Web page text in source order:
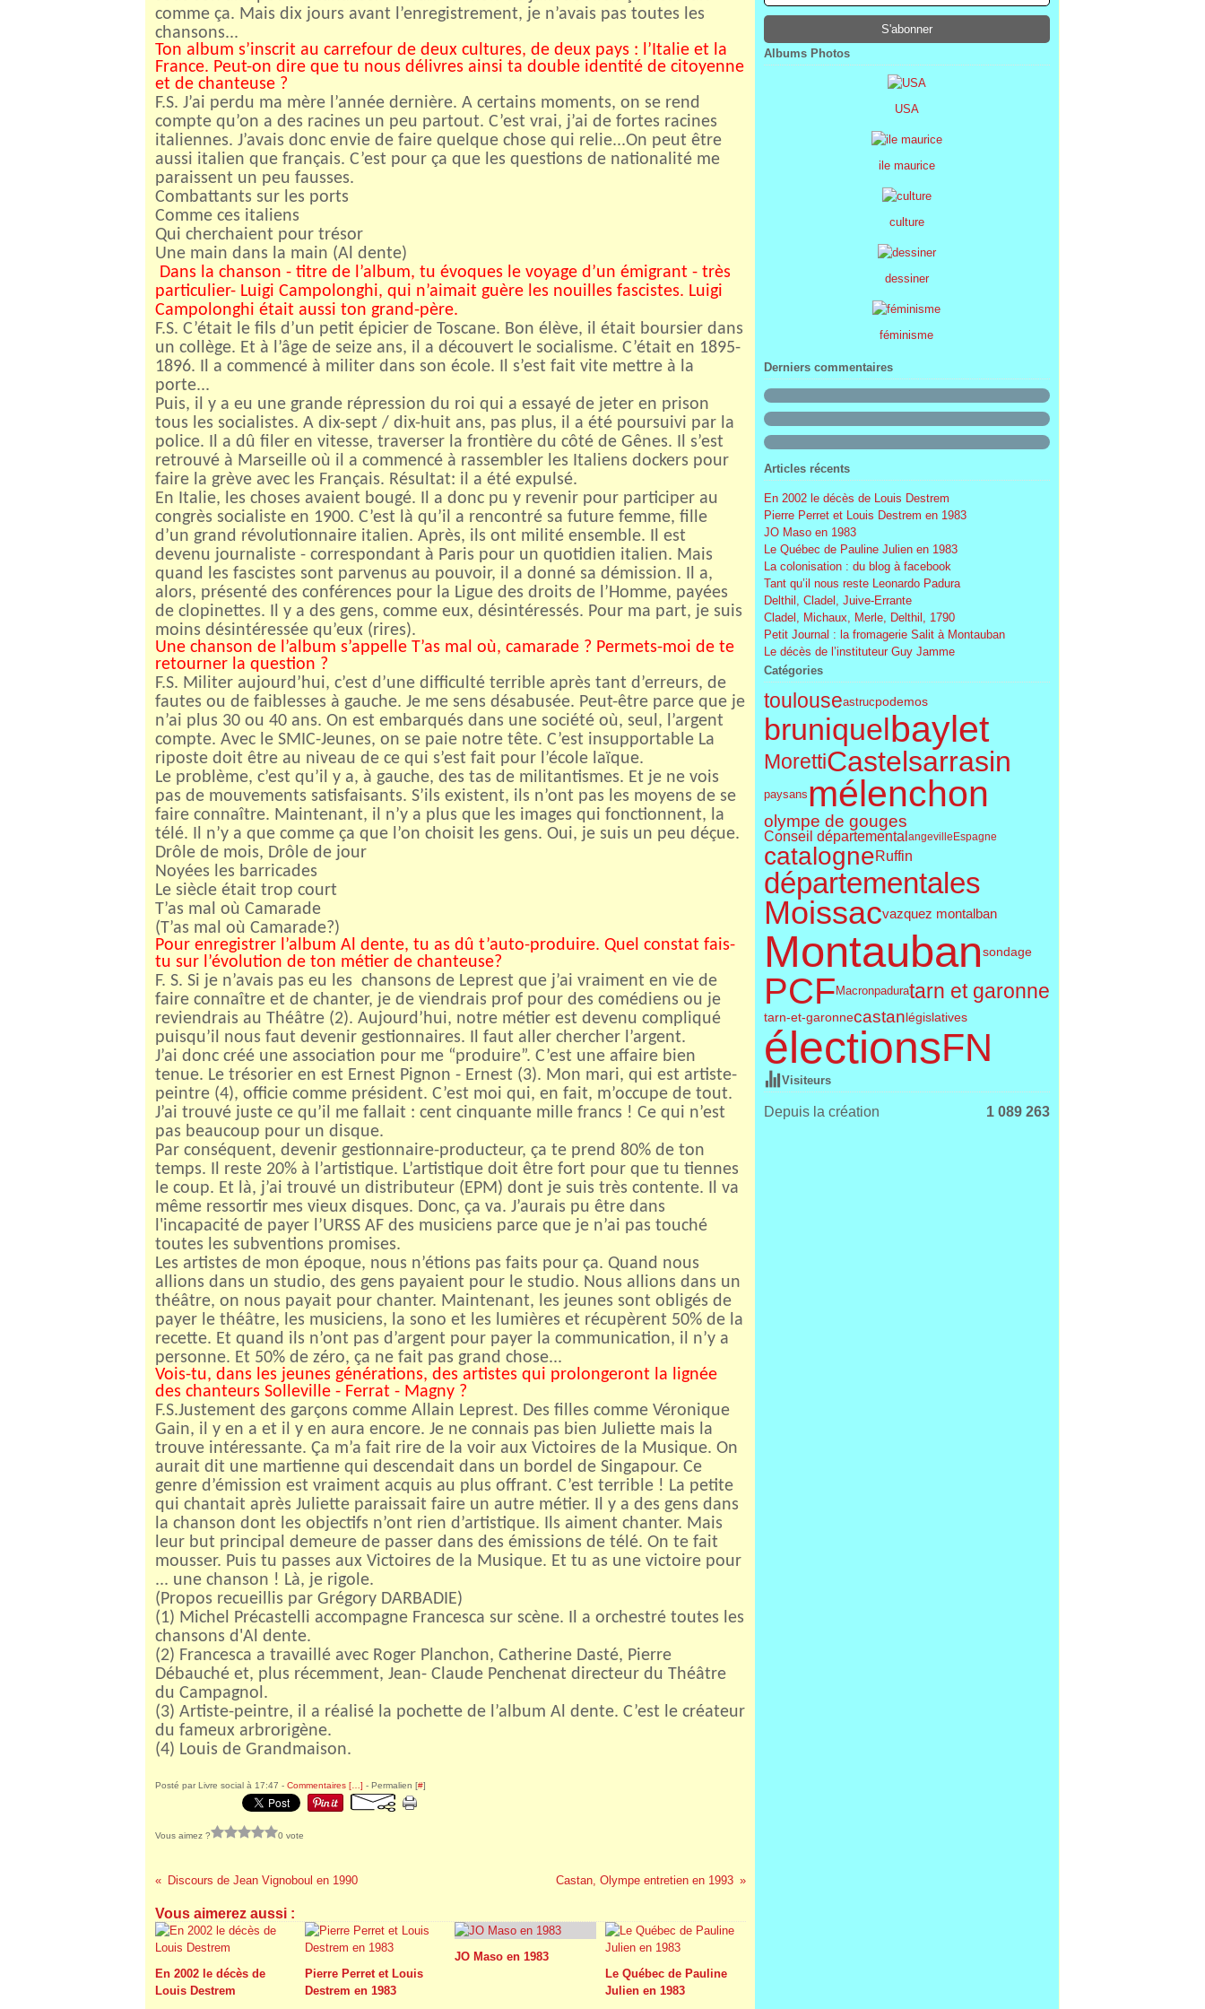
comme ça. Mais dix jours avant l’enregistrement, je n’avais pas toutes les
chansons...
Ton album s’inscrit au carrefour de deux cultures, de deux pays : l’Italie et la
France. Peut-on dire que tu nous délivres ainsi ta double identité de citoyenne
et de chanteuse ?
F.S. J’ai perdu ma mère l’année dernière. A certains moments, on se rend
compte qu’on a des racines un peu partout. C’est vrai, j’ai de fortes racines
italiennes. J’avais donc envie de faire quelque chose qui relie...On peut être
aussi italien que français. C’est pour ça que les questions de nationalité me
paraissent un peu fausses.
Combattants sur les ports
Comme ces italiens
Qui cherchaient pour trésor
Une main dans la main (Al dente)
Dans la chanson - titre de l’album, tu évoques le voyage d’un émigrant - très
particulier- Luigi Campolonghi, qui n’aimait guère les nouilles fascistes. Luigi
Campolonghi était aussi ton grand-père.
F.S. C’était le fils d’un petit épicier de Toscane. Bon élève, il était boursier dans
un collège. Et à l’âge de seize ans, il a découvert le socialisme. C’était en 1895-
1896. Il a commencé à militer dans son école. Il s’est fait vite mettre à la
porte...
Puis, il y a eu une grande répression du roi qui a essayé de jeter en prison
tous les socialistes. A dix-sept / dix-huit ans, pas plus, il a été poursuivi par la
police. Il a dû filer en vitesse, traverser la frontière du côté de Gênes. Il s’est
retrouvé à Marseille où il a commencé à rassembler les Italiens dockers pour
faire la grève avec les Français. Résultat: il a été expulsé.
En Italie, les choses avaient bougé. Il a donc pu y revenir pour participer au
congrès socialiste en 1900. C’est là qu’il a rencontré sa future femme, fille
d’un grand révolutionnaire italien. Après, ils ont milité ensemble. Il est
devenu journaliste - correspondant à Paris pour un quotidien italien. Mais
quand les fascistes sont parvenus au pouvoir, il a donné sa démission. Il a,
alors, présenté des conférences pour la Ligue des droits de l’Homme, payées
de clopinettes. Il y a des gens, comme eux, désintéressés. Pour ma part, je suis
moins désintéressée qu’eux (rires).
Une chanson de l’album s’appelle T’as mal où, camarade ? Permets-moi de te
retourner la question ?
F.S. Militer aujourd’hui, c’est d’une difficulté terrible après tant d’erreurs, de
fautes ou de faiblesses à gauche. Je me sens désabusée. Peut-être parce que je
n’ai plus 30 ou 40 ans. On est embarqués dans une société où, seul, l’argent
compte. Avec le SMIC-Jeunes, on se paie notre tête. C’est insupportable La
riposte doit être au niveau de ce qui s’est fait pour l’école laïque.
Le problème, c’est qu’il y a, à gauche, des tas de militantismes. Et je ne vois
pas de mouvements satisfaisants. S’ils existent, ils n’ont pas les moyens de se
faire connaître. Maintenant, il n’y a plus que les images qui fonctionnent, la
télé. Il n’y a que comme ça que l’on choisit les gens. Oui, je suis un peu déçue.
Drôle de mois, Drôle de jour
Noyées les barricades
Le siècle était trop court
T’as mal où Camarade
(T’as mal où Camarade?)
Pour enregistrer l’album Al dente, tu as dû t’auto-produire. Quel constat fais-
tu sur l’évolution de ton métier de chanteuse?
F. S. Si je n’avais pas eu les chansons de Leprest que j’ai vraiment en vie de
faire connaître et de chanter, je de viendrais prof pour des comédiens ou je
reviendrais au Théâtre (2). Aujourd’hui, notre métier est devenu compliqué
puisqu’il nous faut devenir gestionnaires. Il faut aller chercher l’argent.
J’ai donc créé une association pour me “produire”. C’est une affaire bien
tenue. Le trésorier en est Ernest Pignon - Ernest (3). Mon mari, qui est artiste-
peintre (4), officie comme président. C’est moi qui, en fait, m’occupe de tout.
J’ai trouvé juste ce qu’il me fallait : cent cinquante mille francs ! Ce qui n’est
pas beaucoup pour un disque.
Par conséquent, devenir gestionnaire-producteur, ça te prend 80% de ton
temps. Il reste 20% à l’artistique. L’artistique doit être fort pour que tu tiennes
le coup. Et là, j’ai trouvé un distributeur (EPM) dont je suis très contente. Il va
même ressortir mes vieux disques. Donc, ça va. J’aurais pu être dans
l'incapacité de payer l’URSS AF des musiciens parce que je n’ai pas touché
toutes les subventions promises.
Les artistes de mon époque, nous n’étions pas faits pour ça. Quand nous
allions dans un studio, des gens payaient pour le studio. Nous allions dans un
théâtre, on nous payait pour chanter. Maintenant, les jeunes sont obligés de
payer le théâtre, les musiciens, la sono et les lumières et récupèrent 50% de la
recette. Et quand ils n’ont pas d’argent pour payer la communication, il n’y a
personne. Et 50% de zéro, ça ne fait pas grand chose...
Vois-tu, dans les jeunes générations, des artistes qui prolongeront la lignée
des chanteurs Solleville - Ferrat - Magny ?
F.S.Justement des garçons comme Allain Leprest. Des filles comme Véronique
Gain, il y en a et il y en aura encore. Je ne connais pas bien Juliette mais la
trouve intéressante. Ça m’a fait rire de la voir aux Victoires de la Musique. On
aurait dit une martienne qui descendait dans un bordel de Singapour. Ce
genre d’émission est vraiment acquis au plus offrant. C’est terrible ! La petite
qui chantait après Juliette paraissait faire un autre métier. Il y a des gens dans
la chanson dont les objectifs n’ont rien d’artistique. Ils aiment chanter. Mais
leur but principal demeure de passer dans des émissions de télé. On te fait
mousser. Puis tu passes aux Victoires de la Musique. Et tu as une victoire pour
... une chanson ! Là, je rigole.
(Propos recueillis par Grégory DARBADIE)
(1) Michel Précastelli accompagne Francesca sur scène. Il a orchestré toutes les
chansons d'Al dente.
(2) Francesca a travaillé avec Roger Planchon, Catherine Dasté, Pierre
Débauché et, plus récemment, Jean- Claude Penchenat directeur du Théâtre
du Campagnol.
(3) Artiste-peintre, il a réalisé la pochette de l’album Al dente. C’est le créateur
du fameux arbrorigène.
(4) Louis de Grandmaison.
Posté par Livre social à 17:47 - Commentaires [ ] - Permalien [#]
Vous aimez ? 0 vote
Discours de Jean Vignoboul en 1990 Castan, Olympe entretien en 1993
Vous aimerez aussi :
En 2002 le décès de
Louis Destrem
Pierre Perret et Louis
Destrem en 1983
JO Maso en 1983
Le Québec de Pauline
Julien en 1983
Janvier(68)
Février(7)
Janvier(2)
Albums Photos
USA
ile maurice
culture
dessiner
féminisme
Derniers commentaires
Articles récents
En 2002 le décès de Louis Destrem
Pierre Perret et Louis Destrem en 1983
JO Maso en 1983
Le Québec de Pauline Julien en 1983
La colonisation : du blog à facebook
Tant qu’il nous reste Leonardo Padura
Delthil, Cladel, Juive-Errante
Cladel, Michaux, Merle, Delthil, 1790
Petit Journal : la fromagerie Salit à Montauban
Le décès de l’instituteur Guy Jamme
Catégories
toulouseastrucpodemos
bruniquelbaylet
MorettiCastelsarrasin
paysans mélenchon
olympe de gouges
Conseil départemental angevilleEspagne
catalogneRuffin
départementales
Moissacvazquez montalban
Montaubansondage
PCF Macronpaduratarn et garonne
tarn-et-garonnecastanlégislatives
électionsFN
Visiteurs
Depuis la création 1 089 263